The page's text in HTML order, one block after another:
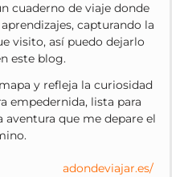
cuaderno de viaje donde
capturando la
visito, así puedo dejarlo
este blog.
y refleja la curiosidad
empedernida, lista para
que me depare el
adondeviajar.es/